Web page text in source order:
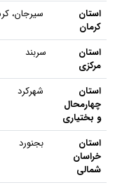
استان
کرمان
سیرجان،
استان
مرکزی
سربند
استان
چهارمحال
و بختیاری
شهرکرد
استان
خراسان
شمالی
بجنورد